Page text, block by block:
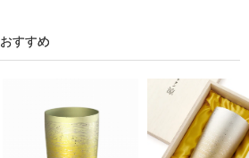
おすすめ